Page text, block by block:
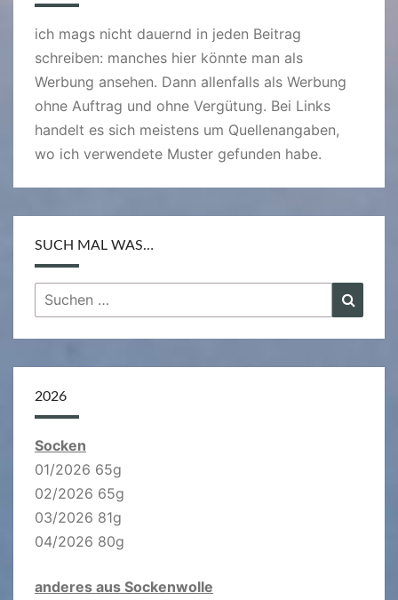
ich mags nicht dauernd in jeden Beitrag
schreiben: manches hier könnte man als
Werbung ansehen. Dann allenfalls als Werbung
ohne Auftrag und ohne Vergütung. Bei Links
handelt es sich meistens um Quellenangaben,
wo ich verwendete Muster gefunden habe.
SUCH MAL WAS…
Suchen
nach:
2026
Socken
01/2026 65g
02/2026 65g
03/2026 81g
04/2026 80g
anderes aus Sockenwolle